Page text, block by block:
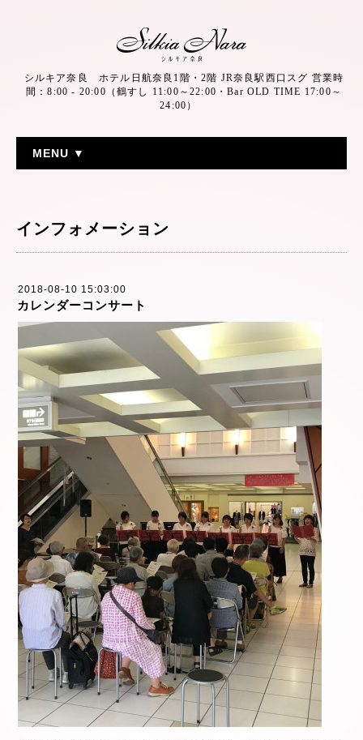
シルキア奈良 ホテル日航奈良1階・2階 JR奈良駅西口スグ 営業時
間：8:00 - 20:00（鶴すし 11:00～22:00・Bar OLD TIME 17:00～
24:00）
MENU ▼
インフォメーション
2018-08-10 15:03:00
カレンダーコンサート